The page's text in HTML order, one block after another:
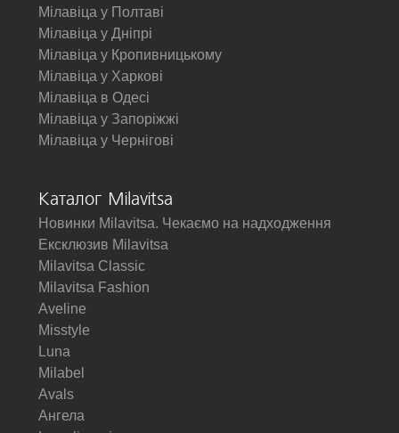
Мілавіца у Полтаві
Мілавіца у Дніпрі
Мілавіца у Кропивницькому
Мілавіца у Харкові
Мілавіца в Одесі
Мілавіца у Запоріжжі
Мілавіца у Чернігові
Каталог Milavitsa
Новинки Milavitsa. Чекаємо на надходження
Ексклюзив Milavitsa
Milavitsa Classic
Milavitsa Fashion
Aveline
Misstyle
Luna
Milabel
Avals
Ангела